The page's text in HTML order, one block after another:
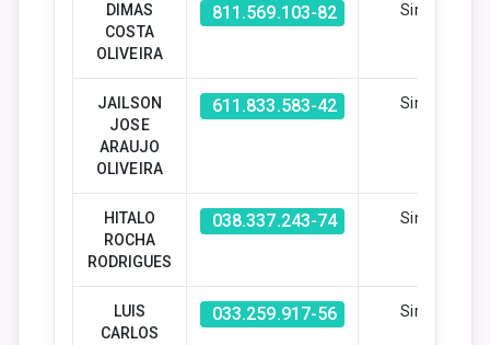
DIMAS
COSTA
OLIVEIRA
811.569.103-82 Sim
JAILSON
JOSE
ARAUJO
OLIVEIRA
611.833.583-42 Sim
HITALO
ROCHA
RODRIGUES
038.337.243-74 Sim
LUIS
CARLOS
033.259.917-56 Sim